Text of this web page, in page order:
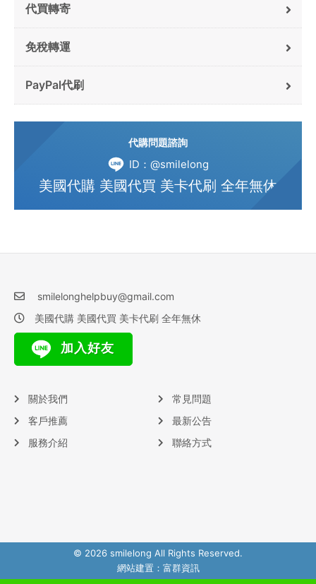
代買轉寄
免稅轉運
PayPal代刷
代購問題諮詢
ID：@smilelong
美國代購 美國代買 美卡代刷 全年無休
smilelonghelpbuy@gmail.com
美國代購 美國代買 美卡代刷 全年無休
加入好友
關於我們
客戶推薦
服務介紹
常見問題
最新公告
聯絡方式
© 2026 smilelong All Rights Reserved.
網站建置： 富群資訊